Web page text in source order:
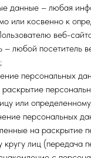
данные – любая
или косвенно к
веб-
– любой посетитель
персональных
или
персональных
на раскрытие
кругу лиц (передача